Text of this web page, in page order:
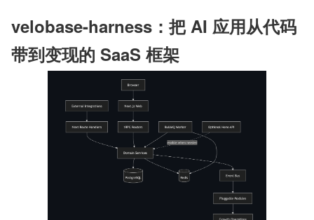
velobase-harness：把 AI 应用从代码
带到变现的 SaaS 框架